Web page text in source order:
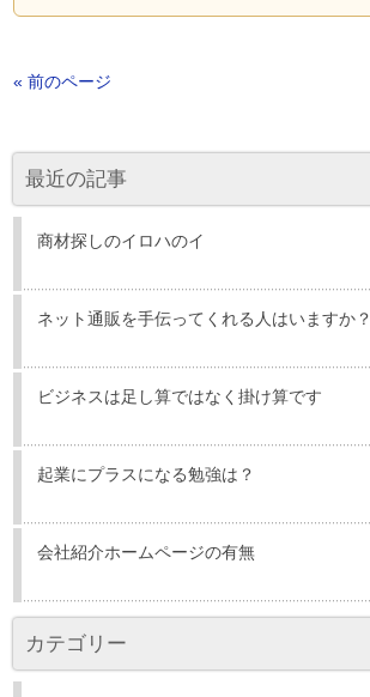
« 前のページ
最近の記事
商材探しのイロハのイ
ネット通販を手伝ってくれる人はいますか？
ビジネスは足し算ではなく掛け算です
起業にプラスになる勉強は？
会社紹介ホームページの有無
カテゴリー